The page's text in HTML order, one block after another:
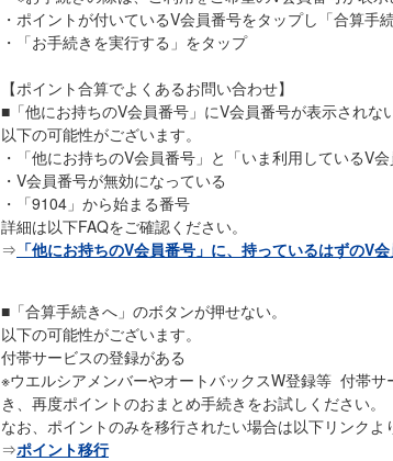
・ポイントが付いているV会員番号をタップし「合算手
・「お手続きを実行する」をタップ
【ポイント合算でよくあるお問い合わせ】
■「他にお持ちのV会員番号」にV会員番号が表示されな
以下の可能性がございます。
・「他にお持ちのV会員番号」と「いま利用しているV
・V会員番号が無効になっている
・「9104」から始まる番号
詳細は以下FAQをご確認ください。
⇒ 「他にお持ちのV会員番号」に、持っているはずのV
■「合算手続きへ」のボタンが押せない。
以下の可能性がございます。
付帯サービスの登録がある
※ウエルシアメンバーやオートバックスW登録等 付帯
き、再度ポイントのおまとめ手続きをお試しください。
なお、ポイントのみを移行されたい場合は以下リンクよ
⇒ポイント移行